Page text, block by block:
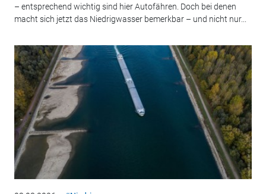
– entsprechend wichtig sind hier Autofähren. Doch bei denen
macht sich jetzt das Niedrigwasser bemerkbar – und nicht nur...